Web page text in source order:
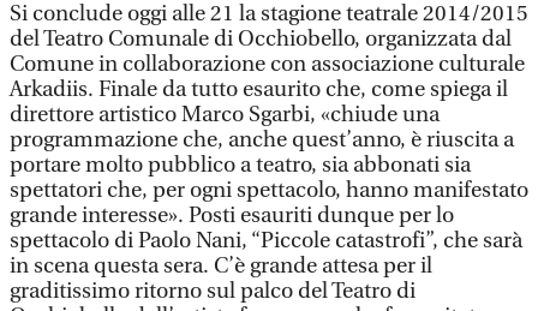
Si conclude oggi alle 21 la stagione teatrale 2014/2015
del Teatro Comunale di Occhiobello, organizzata dal
Comune in collaborazione con associazione culturale
Arkadiis. Finale da tutto esaurito che, come spiega il
direttore artistico Marco Sgarbi, «chiude una
programmazione che, anche quest’anno, è riuscita a
portare molto pubblico a teatro, sia abbonati sia
spettatori che, per ogni spettacolo, hanno manifestato
grande interesse». Posti esauriti dunque per lo
spettacolo di Paolo Nani, “Piccole catastrofi”, che sarà
in scena questa sera. C’è grande attesa per il
graditissimo ritorno sul palco del Teatro di